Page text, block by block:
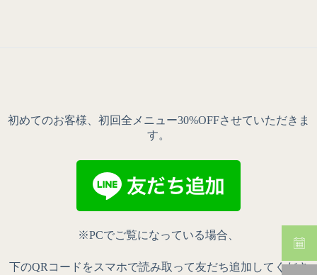
初めてのお客様、初回全メニュー30%OFFさせていただきま
す。
※PCでご覧になっている場合、
下のQRコードをスマホで読み取って友だち追加してくださ